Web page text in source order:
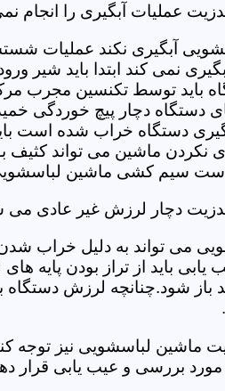
عملیات آبگیری را انجام
آبگیری نکند عملیات
نمی کند ابتدا باید
باید توسط تکنسین مجرب
دستگاه دچار پیچ خوردگی
دستگاه خراب شده است
نکردن ماشین می تواند
سیم کشی ماشین لباسشویی
دچار لرزش غیر عادی می
می تواند به دلیل خراب
یابی باید از تراز بودن
باز شود.چنانچه لرزش دستگاه
ماشین لباسشویی نیز توجه
بررسی و عیب یابی قرار